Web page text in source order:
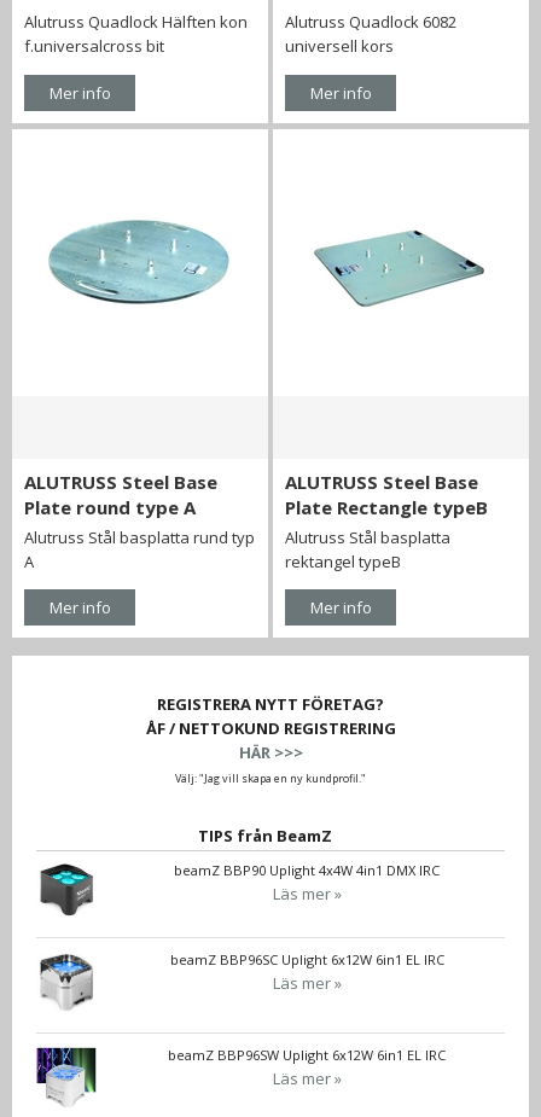
Alutruss Quadlock Hälften kon
f.universalcross bit
Mer info
Alutruss Quadlock 6082
universell kors
Mer info
ALUTRUSS Steel Base
Plate round type A
Alutruss Stål basplatta rund typ
A
Mer info
ALUTRUSS Steel Base
Plate Rectangle typeB
Alutruss Stål basplatta
rektangel typeB
Mer info
REGISTRERA NYTT FÖRETAG?
ÅF / NETTOKUND REGISTRERING
HÄR >>>
Välj: "Jag vill skapa en ny kundprofil."
TIPS från BeamZ
beamZ BBP90 Uplight 4x4W 4in1 DMX IRC
Läs mer »
beamZ BBP96SC Uplight 6x12W 6in1 EL IRC
Läs mer »
beamZ BBP96SW Uplight 6x12W 6in1 EL IRC
Läs mer »